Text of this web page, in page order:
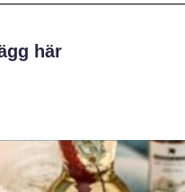
här